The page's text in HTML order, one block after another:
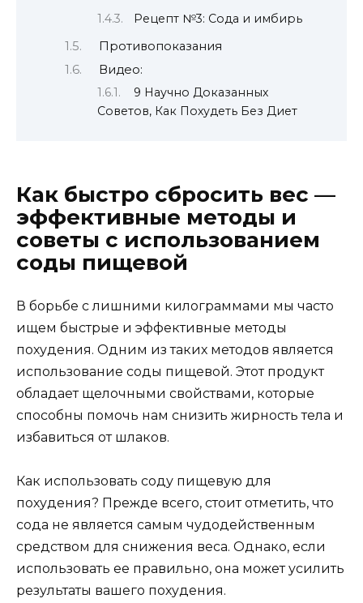
Рецепт №3: Сода и имбирь
Противопоказания
Видео:
9 Научно Доказанных
Советов, Как Похудеть Без Диет
Как быстро сбросить вес —
эффективные методы и
советы с использованием
соды пищевой
В борьбе с лишними килограммами мы часто
ищем быстрые и эффективные методы
похудения. Одним из таких методов является
использование соды пищевой. Этот продукт
обладает щелочными свойствами, которые
способны помочь нам снизить жирность тела и
избавиться от шлаков.
Как использовать соду пищевую для
похудения? Прежде всего, стоит отметить, что
сода не является самым чудодейственным
средством для снижения веса. Однако, если
использовать ее правильно, она может усилить
результаты вашего похудения.